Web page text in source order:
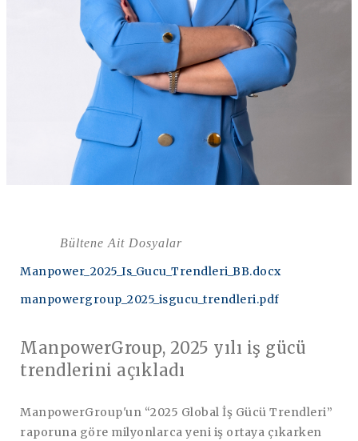
Bültene Ait Dosyalar
Manpower_2025_Is_Gucu_Trendleri_BB.docx
manpowergroup_2025_isgucu_trendleri.pdf
ManpowerGroup, 2025 yılı iş gücü
trendlerini açıkladı
ManpowerGroup'un “2025 Global İş Gücü Trendleri”
raporuna göre milyonlarca yeni iş ortaya çıkarken